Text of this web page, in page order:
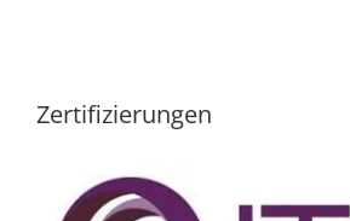
Zertifizierungen